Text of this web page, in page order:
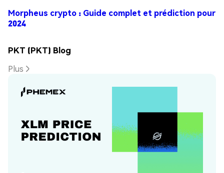
Morpheus crypto : Guide complet et prédiction pour
2024
PKT (PKT) Blog
Plus